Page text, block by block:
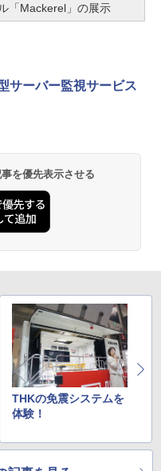
「Mackerel」の展示
サーバー監視サービス
を優先表示させる
THKの免震システムを
体験！